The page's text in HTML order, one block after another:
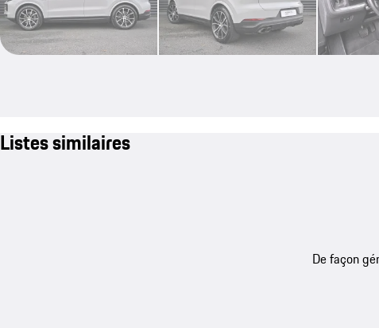
Listes similaires
De façon